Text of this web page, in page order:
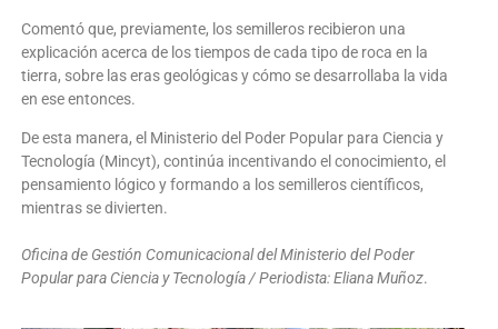
Comentó que, previamente, los semilleros recibieron una
explicación acerca de los tiempos de cada tipo de roca en la
tierra, sobre las eras geológicas y cómo se desarrollaba la vida
en ese entonces.
De esta manera, el Ministerio del Poder Popular para Ciencia y
Tecnología (Mincyt), continúa incentivando el conocimiento, el
pensamiento lógico y formando a los semilleros científicos,
mientras se divierten.
Oficina de Gestión Comunicacional del Ministerio del Poder
Popular para Ciencia y Tecnología / Periodista: Eliana Muñoz.